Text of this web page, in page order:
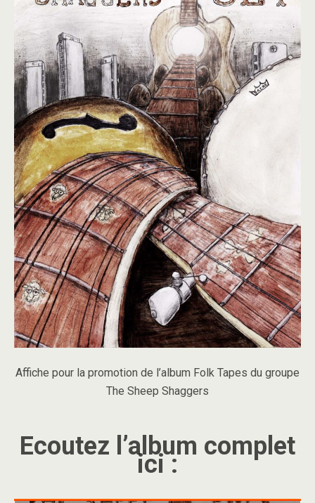
Affiche pour la promotion de l’album Folk Tapes du groupe
The Sheep Shaggers
Ecoutez l’album complet
ici :